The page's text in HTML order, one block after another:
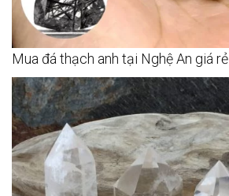
Mua đá thạch anh tại Nghệ An giá rẻ